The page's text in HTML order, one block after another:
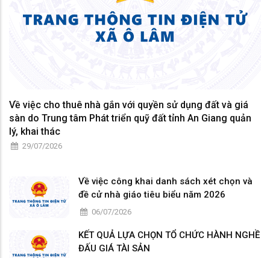
Về việc cho thuê nhà gắn với quyền sử dụng đất và giá
sàn do Trung tâm Phát triển quỹ đất tỉnh An Giang quản
lý, khai thác
29/07/2026
Về việc công khai danh sách xét chọn và
đề cử nhà giáo tiêu biểu năm 2026
06/07/2026
KẾT QUẢ LỰA CHỌN TỔ CHỨC HÀNH NGHỀ
ĐẤU GIÁ TÀI SẢN